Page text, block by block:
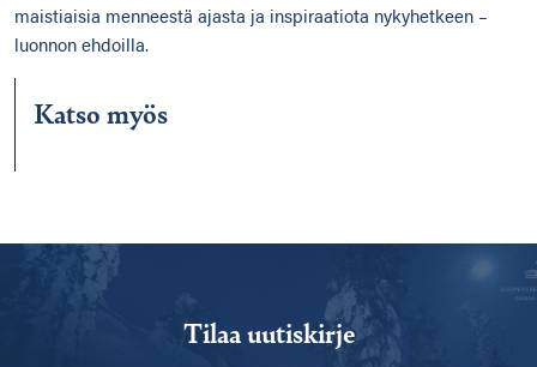
maistiaisia menneestä ajasta ja inspiraatiota nykyhetkeen –
luonnon ehdoilla.
Katso myös
Tilaa uutiskirje